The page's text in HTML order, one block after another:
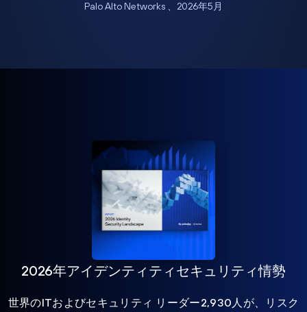
Palo Alto Networks 、2026年5月
2026年アイデンティティセキュリティ情勢
世界のITおよびセキュリティ リーダー2,930人が、リスク